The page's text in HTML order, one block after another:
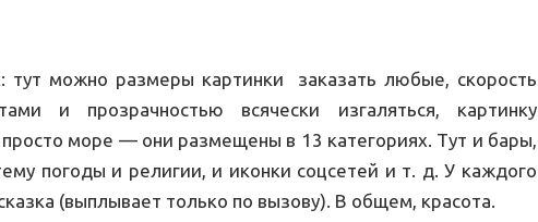
можно размеры картинки заказать любые, скорость
и прозрачностью всячески изгаляться, картинку
просто море — они размещены в 13 категориях. Тут и бары,
погоды и религии, и иконки соцсетей и т. д. У каждого
(выплывает только по вызову). В общем, красота.